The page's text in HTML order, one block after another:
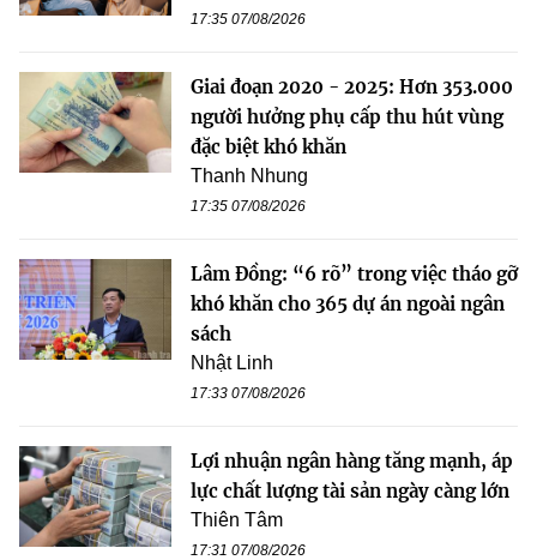
17:35 07/08/2026
Giai đoạn 2020 - 2025: Hơn 353.000
người hưởng phụ cấp thu hút vùng
đặc biệt khó khăn
Thanh Nhung
17:35 07/08/2026
Lâm Đồng: “6 rõ” trong việc tháo gỡ
khó khăn cho 365 dự án ngoài ngân
sách
Nhật Linh
17:33 07/08/2026
Lợi nhuận ngân hàng tăng mạnh, áp
lực chất lượng tài sản ngày càng lớn
Thiên Tâm
17:31 07/08/2026